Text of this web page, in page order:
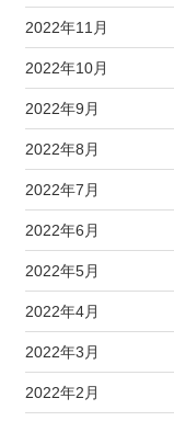
2022年11月
2022年10月
2022年9月
2022年8月
2022年7月
2022年6月
2022年5月
2022年4月
2022年3月
2022年2月